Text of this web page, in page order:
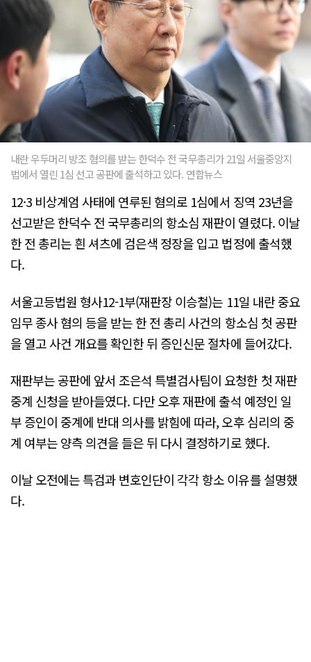
내란 우두머리 방조 혐의를 받는 한덕수 전 국무총리가 21일 서울중앙지
법에서 열린 1심 선고 공판에 출석하고 있다. 연합뉴스
12·3 비상계엄 사태에 연루된 혐의로 1심에서 징역 23년을
선고받은 한덕수 전 국무총리의 항소심 재판이 열렸다. 이날
한 전 총리는 흰 셔츠에 검은색 정장을 입고 법정에 출석했
다.
서울고등법원 형사12-1부(재판장 이승철)는 11일 내란 중요
임무 종사 혐의 등을 받는 한 전 총리 사건의 항소심 첫 공판
을 열고 사건 개요를 확인한 뒤 증인신문 절차에 들어갔다.
재판부는 공판에 앞서 조은석 특별검사팀이 요청한 첫 재판
중계 신청을 받아들였다. 다만 오후 재판에 출석 예정인 일
부 증인이 중계에 반대 의사를 밝힘에 따라, 오후 심리의 중
계 여부는 양측 의견을 들은 뒤 다시 결정하기로 했다.
이날 오전에는 특검과 변호인단이 각각 항소 이유를 설명했
다.